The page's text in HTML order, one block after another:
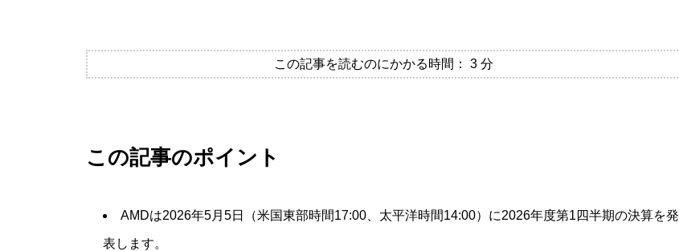
この記事を読むのにかかる時間： 3 分
この記事のポイント
AMDは2026年5月5日（米国東部時間17:00、太平洋時間14:00）に2026年度第1四半期の決算を発
表します。